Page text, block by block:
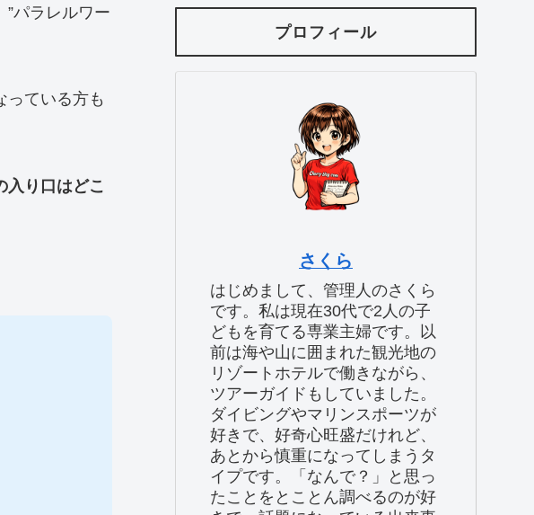
パラレルワー
っている方も
り口はどこ
プロフィール
さくら
はじめまして、管理人のさくら
です。私は現在30代で2人の子
どもを育てる専業主婦です。以
前は海や山に囲まれた観光地の
リゾートホテルで働きながら、
ツアーガイドもしていました。
ダイビングやマリンスポーツが
好きで、好奇心旺盛だけれど、
あとから慎重になってしまうタ
イプです。「なんで？」と思っ
たことをとことん調べるのが好